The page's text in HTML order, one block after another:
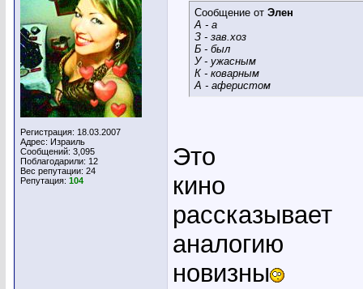
Регистрация: 18.03.2007
Адрес: Израиль
Сообщений: 3,095
Поблагодарили: 12
Вес репутации: 24
Репутация: 104
Сообщение от Элен
А - а
З - зав.хоз
Б - был
У - ужасным
К - коварным
А - аферистом
Это
кино
рассказывает
аналогию
новизны